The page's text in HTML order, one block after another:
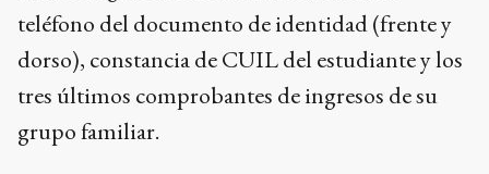
teléfono del documento de identidad (frente y
dorso), constancia de CUIL del estudiante y los
tres últimos comprobantes de ingresos de su
grupo familiar.